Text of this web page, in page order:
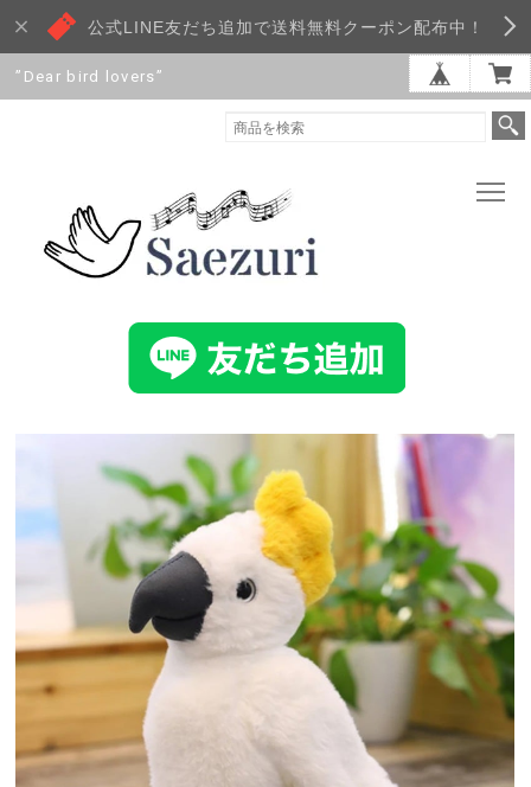
公式LINE友だち追加で送料無料クーポン配布中！
”Dear bird lovers”